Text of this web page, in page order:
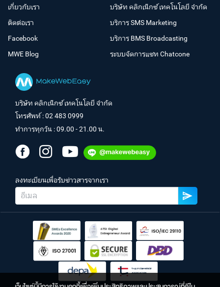
เกี่ยวกับเรา
ติดต่อเรา
Facebook
MWE Blog
บริษัท คลิกเน็กซ์ เทคโนโลยี จำกัด
บริการ SMS Marketing
บริการ BMS Broadcasting
ระบบจัดการแชท Chatcone
บริษัท คลิกเน็กซ์ เทคโนโลยี จำกัด
โทรศัพท์ :02 483 0999
ทำการทุกวัน : 09.00 - 21.00 น.
ลงทะเบียนเพื่อรับข่าวสารจากเรา